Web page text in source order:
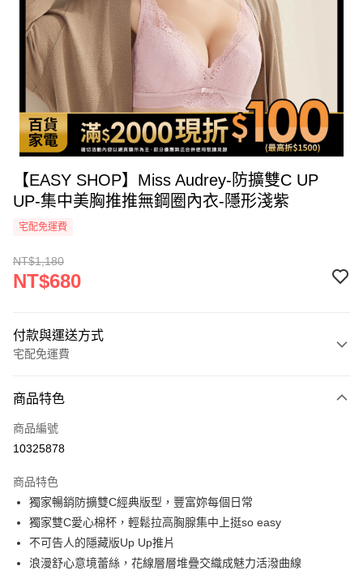
【EASY SHOP】Miss Audrey-防擴雙C UP
UP-集中美胸推推無鋼圈內衣-隱形淺紫
宅配免運費
NT$1,180
NT$680
付款與運送方式
宅配免運費
icash Pay
信用卡一次付款
3 期 0 利率 每期NT$226
合作金庫商業銀行
第一商業銀行
華南商業銀行
國泰世華商業銀行
兆豐國際商業銀行
6 期 0 利率 每期 NT$113
合作金庫商業銀行
華南商業銀行
彰化商業銀行
12 期 0 利率 每期NT$56
合作金庫商業銀行
第一商業銀行
數位禮券
商品特色
商品編號
10325878
商品特色
獨家暢銷防擴雙C經典版型，豐富妳每個日常
獨家雙C愛心棉杯，輕鬆拉高胸腺集中上挺so easy
不可告人的隱藏版Up Up推片
浪漫舒心意境蕾絲，花線層層堆疊交織成魅力活潑曲線